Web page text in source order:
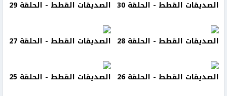
الصديقات القطط - الحلقة 30 الصديقات القطط - الحلقة 29
الصديقات القطط - الحلقة 28 الصديقات القطط - الحلقة 27
الصديقات القطط - الحلقة 26 الصديقات القطط - الحلقة 25